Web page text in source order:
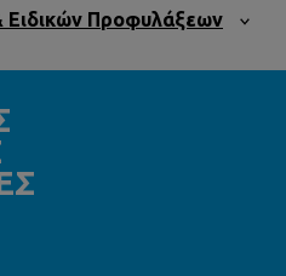
Ειδικών Προφυλάξεων